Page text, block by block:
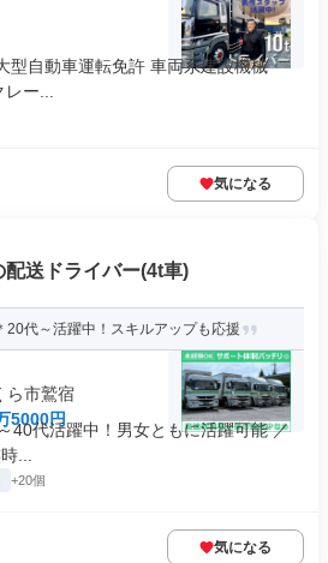
型自動車運転免許 車両系建設機械
ー...
気になる
送ドライバー(4t車)
20代～活躍中！スキルアップも応援
ら市鷲宿
5000円
40代活躍中！男女ともに活躍可能 ／
...
+20個
気になる